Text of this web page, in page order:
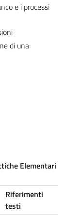
e i processi
di una
Elementari
Riferimenti
testi